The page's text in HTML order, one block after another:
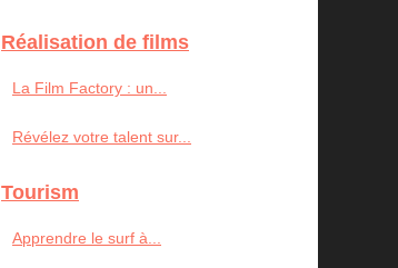
Réalisation de films
La Film Factory : un...
Révélez votre talent sur...
Tourism
Apprendre le surf à...